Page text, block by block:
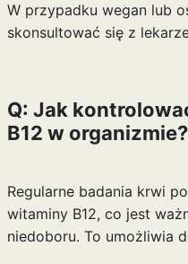
W przypadku wegan lub
skonsultować się z
Q: Jak
B12 w organizmie?
Regularne badania krwi
witaminy B12, co jest
niedoboru. To umożliwia